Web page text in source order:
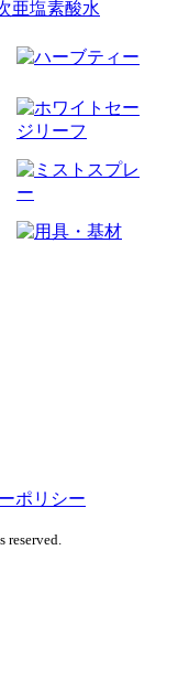
ポリシー
reserved.